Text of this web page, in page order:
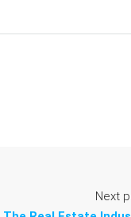
Next